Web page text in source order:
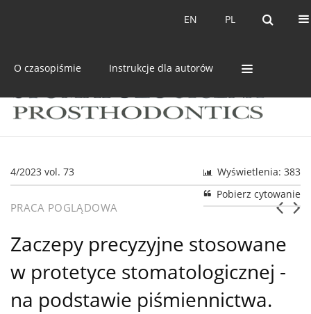
PL
EN PL
EN
O czasopiśmie Instrukcje dla autorów
4/2023 vol. 73
Wyświetlenia: 383
Pobierz cytowanie
PRACA POGLĄDOWA
Zaczepy precyzyjne stosowane
w protetyce stomatologicznej -
na podstawie piśmiennictwa.